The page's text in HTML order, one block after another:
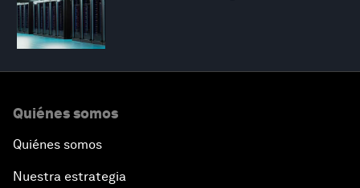
Quiénes somos
Quiénes somos
Nuestra estrategia